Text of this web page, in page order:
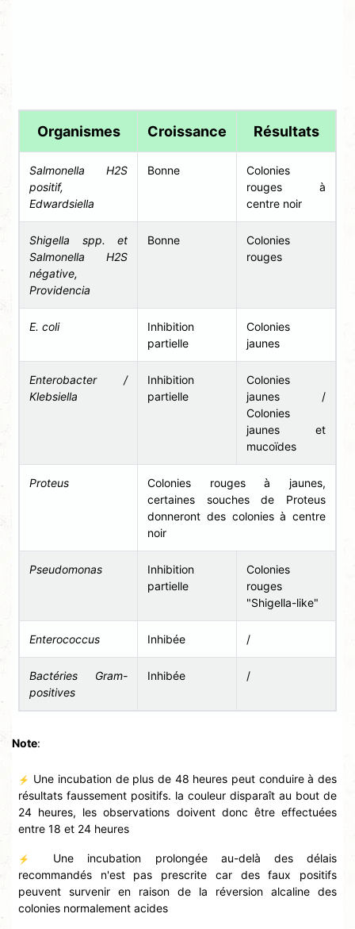
Organismes Croissance Résultats
Salmonella H2S
positif,
Edwardsiella
Bonne
Colonies
rouges à
centre noir
Shigella spp. et
Salmonella H2S
négative,
Providencia
Bonne
Colonies
rouges
E. coli
Inhibition
partielle
Colonies
jaunes
Enterobacter /
Klebsiella
Inhibition
partielle
Colonies
jaunes /
Colonies
jaunes et
mucoïdes
Proteus
Colonies rouges à jaunes,
certaines souches de Proteus
donneront des colonies à centre
noir
Pseudomonas
Inhibition
partielle
Colonies
rouges
"Shigella-like"
Enterococcus Inhibée /
Bactéries Gram-
positives
Inhibée /
Note:
⚡ Une incubation de plus de 48 heures peut conduire à des
résultats faussement positifs. la couleur disparaît au bout de
24 heures, les observations doivent donc être effectuées
entre 18 et 24 heures
⚡
Une incubation prolongée au-delà des délais
recommandés n'est pas prescrite car des faux positifs
peuvent survenir en raison de la réversion alcaline des
colonies normalement acides